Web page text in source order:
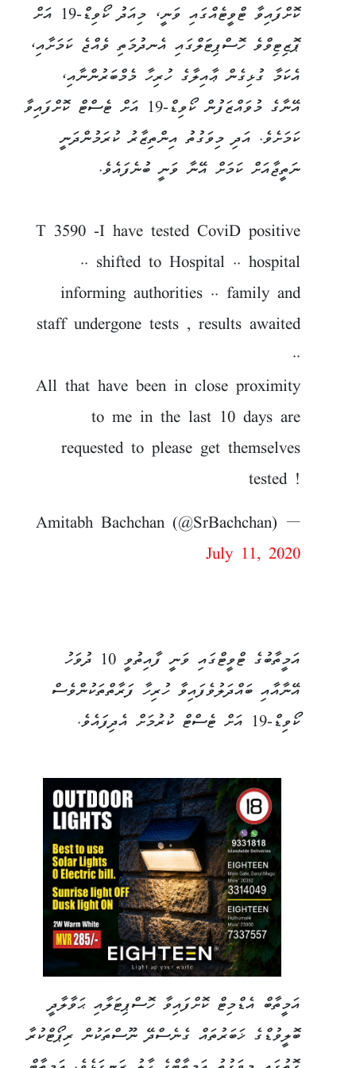
ކޮށްފައިވާ ޓްވީޓެއްގައި ވަނީ، މިއަދު ކޯވިޑް-19 އަށް
ޕޮޒިޓިވްވެ ހޮސްޕިޓަލްގައި އެނދުމަތި ވެއްޖެ ކަމަށާއި،
އެކަމާ ގުޅިގެން ޢާއިލާގެ ހުރިހާ މެމްބަރުންނާއި،
އޭނާގެ މުވައްޒަފުން ކޯވިޑް-19 އަށް ޓެސްޓް ކޮށްފައިވާ
ކަމަށެވެ. އަދި މިވަގުތު އިންތިޒާރު ކުރަމުންދަނީ
ނަތީޖާއަށް ކަމަށް އޭނާ ވަނީ ބުނެފައެވެ.
T 3590 -I have tested CoviD positive
.. shifted to Hospital .. hospital
informing authorities .. family and
staff undergone tests , results awaited
..
All that have been in close proximity
to me in the last 10 days are
requested to please get themselves
tested !
— Amitabh Bachchan (@SrBachchan)
July 11, 2020
އަމީތާބުގެ ޓްވީޓްގައި ވަނީ ފާއިތުވީ 10 ދުވަހު
އޭނާއާއި ބައްދަލުވެފައިވާ ހުރިހާ ފަރާތްތަކުންވެސް
ކޯވިޑް-19 އަށް ޓެސްޓް ކުރުމަށް އެދިފައެވެ.
އަމީތާބް އެޑްމިޓް ކޮށްފައިވާ ހޮސްޕިޓަލާއި ޙަވާލާދީ
ބޮލީވުޑްގެ ޚަބަރުތައް ގެނެސްދޭ ނޫސްތަކުން ރިޕޯޓްކުރާ